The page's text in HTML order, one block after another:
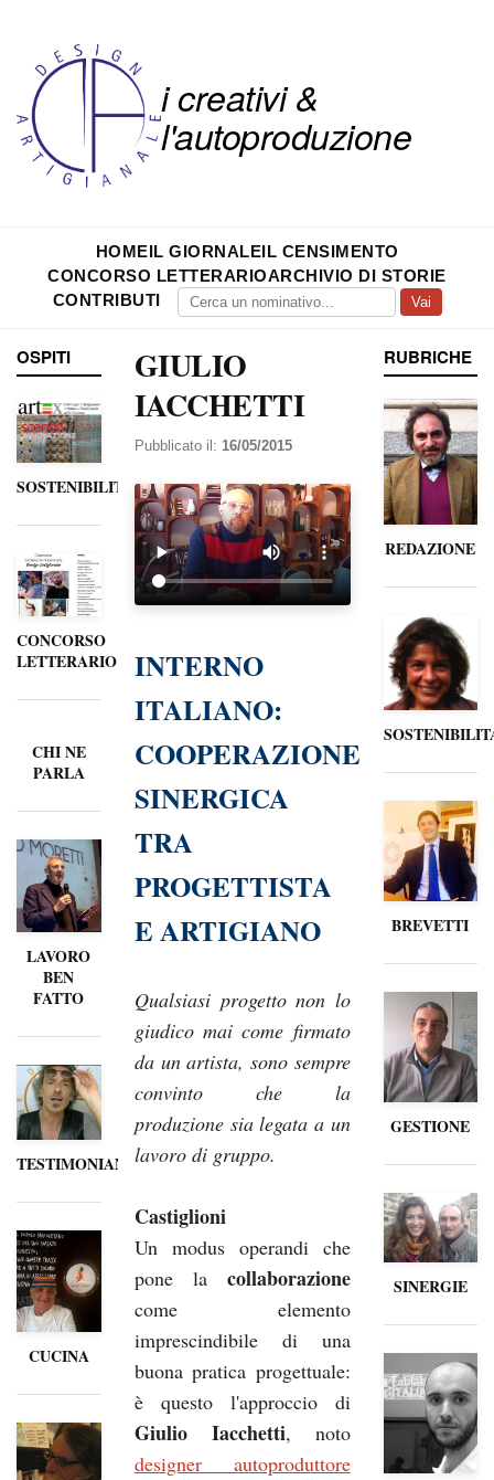
i creativi &
l'autoproduzione
HOMEIL GIORNALEIL CENSIMENTO
CONCORSO LETTERARIOARCHIVIO DI STORIE
CONTRIBUTI
Vai
OSPITI
SOSTENIBILITÀ
CONCORSO
LETTERARIO
CHI NE
PARLA
LAVORO
BEN
FATTO
TESTIMONIANZE
CUCINA
GIULIO
IACCHETTI
Pubblicato il: 16/05/2015
INTERNO
ITALIANO:
COOPERAZIONE
SINERGICA
TRA
PROGETTISTA
E ARTIGIANO
Qualsiasi progetto non lo
giudico mai come firmato
da un artista, sono sempre
convinto che la
produzione sia legata a un
lavoro di gruppo.
Castiglioni
Un modus operandi che
pone la collaborazione
come elemento
imprescindibile di una
buona pratica progettuale:
è questo l'approccio di
Giulio Iacchetti, noto
designer autoproduttore
RUBRICHE
REDAZIONE
BREVETTI
GESTIONE
SINERGIE